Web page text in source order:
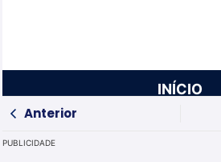
INÍCIO
Anterior
PUBLICIDADE